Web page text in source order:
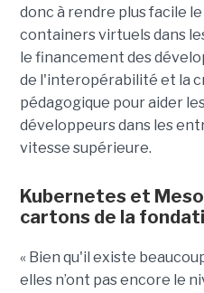
donc à rendre plus facile
containers virtuels dans
le financement des
de l'interopérabilité et la
pédagogique pour aider
développeurs dans les
vitesse supérieure.
Kubernetes et
cartons de la
« Bien qu'il existe
elles n’ont pas encore le